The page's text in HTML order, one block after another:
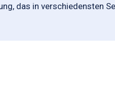
das in verschiedensten